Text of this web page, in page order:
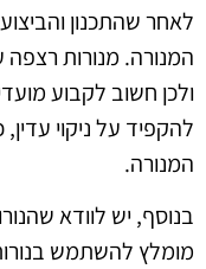
לאחר שהתכנון
המנורה. מנורות רצפה
ולכן חשוב לקבוע
להקפיד על ניקוי
המנורה.
בנוסף, יש לוודא
מומלץ להשתמש